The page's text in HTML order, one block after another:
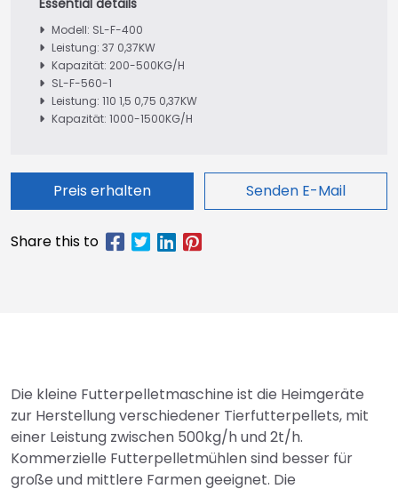
Modell: SL-F-400
Leistung: 37 0,37KW
Kapazität: 200-500KG/H
SL-F-560-1
Leistung: 110 1,5 0,75 0,37KW
Kapazität: 1000-1500KG/H
Preis erhalten Senden E-Mail
Die kleine Futterpelletmaschine ist die Heimgeräte
zur Herstellung verschiedener Tierfutterpellets, mit
einer Leistung zwischen 500kg/h und 2t/h.
Kommerzielle Futterpelletmühlen sind besser für
große und mittlere Farmen geeignet. Die